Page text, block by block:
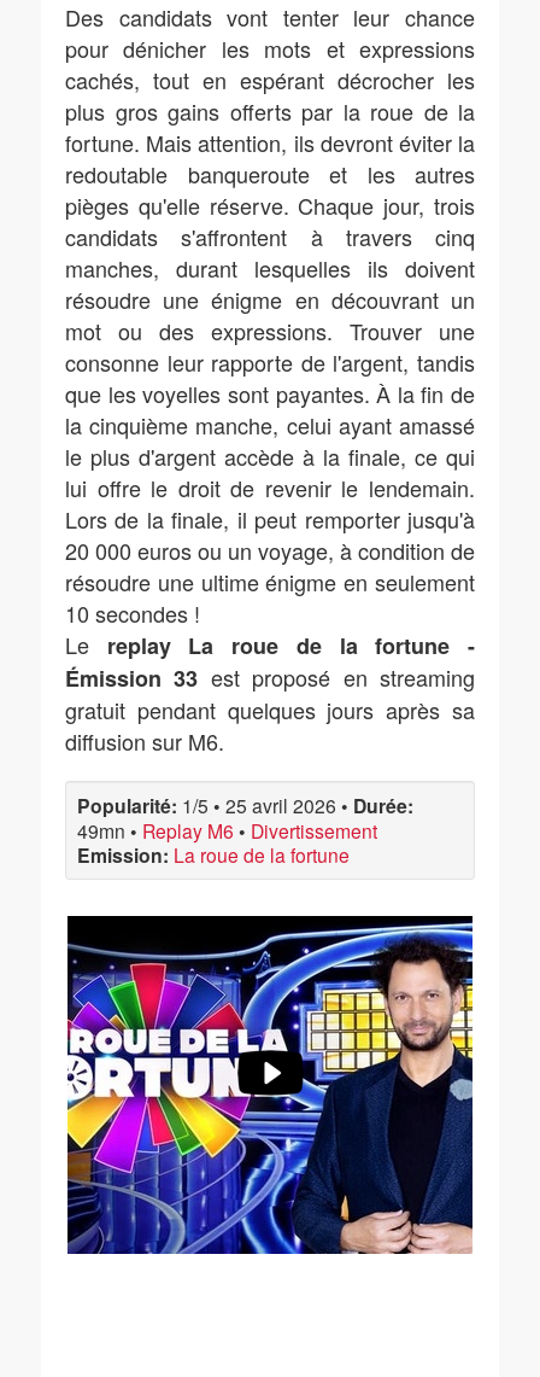
Des candidats vont tenter leur chance
pour dénicher les mots et expressions
cachés, tout en espérant décrocher les
plus gros gains offerts par la roue de la
fortune. Mais attention, ils devront éviter la
redoutable banqueroute et les autres
pièges qu'elle réserve. Chaque jour, trois
candidats s'affrontent à travers cinq
manches, durant lesquelles ils doivent
résoudre une énigme en découvrant un
mot ou des expressions. Trouver une
consonne leur rapporte de l'argent, tandis
que les voyelles sont payantes. À la fin de
la cinquième manche, celui ayant amassé
le plus d'argent accède à la finale, ce qui
lui offre le droit de revenir le lendemain.
Lors de la finale, il peut remporter jusqu'à
20 000 euros ou un voyage, à condition de
résoudre une ultime énigme en seulement
10 secondes !
Le replay La roue de la fortune -
Émission 33 est proposé en streaming
gratuit pendant quelques jours après sa
diffusion sur M6.
Popularité: 1/5 • 25 avril 2026 • Durée:
49mn • Replay M6 • Divertissement
Emission: La roue de la fortune